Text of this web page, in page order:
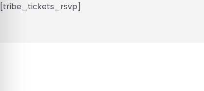
[tribe_tickets_rsvp]